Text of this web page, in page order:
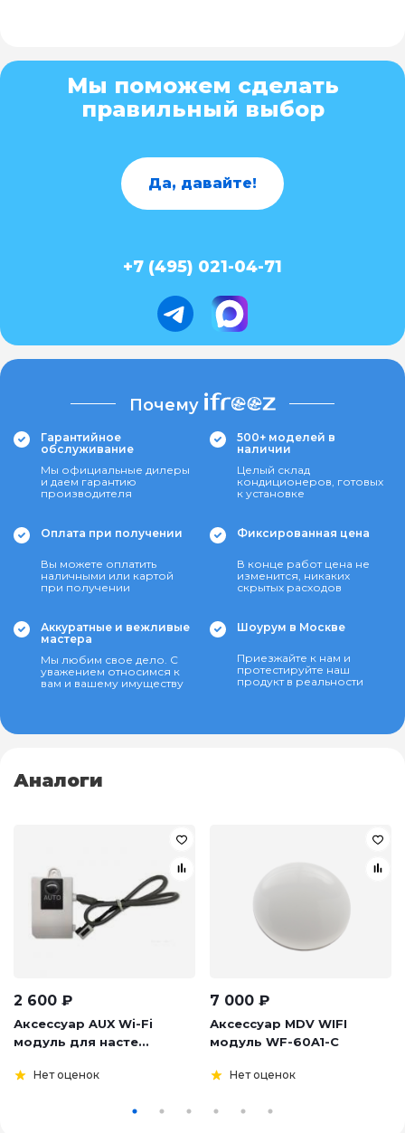
Мы поможем сделать
правильный выбор
Да, давайте!
+7 (495) 021-04-71
Почему
Гарантийное
обслуживание
Мы официальные дилеры
и даем гарантию
производителя
500+ моделей в
наличии
Целый склад
кондиционеров, готовых
к установке
Оплата при получении
Вы можете оплатить
наличными или картой
при получении
Фиксированная цена
В конце работ цена не
изменится, никаких
скрытых расходов
Аккуратные и вежливые
мастера
Мы любим свое дело. С
уважением относимся к
вам и вашему имуществу
Шоурум в Москве
Приезжайте к нам и
протестируйте наш
продукт в реальности
Аналоги
2 600 ₽
Аксессуар AUX Wi-Fi
модуль для насте...
Нет оценок
7 000 ₽
Аксессуар MDV WIFI
модуль WF-60A1-C
Нет оценок